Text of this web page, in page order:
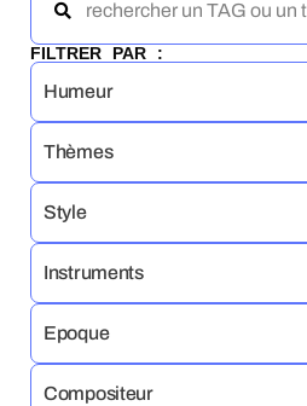
FILTRER PAR :
Humeur
Thèmes
Style
Instruments
Epoque
Compositeur